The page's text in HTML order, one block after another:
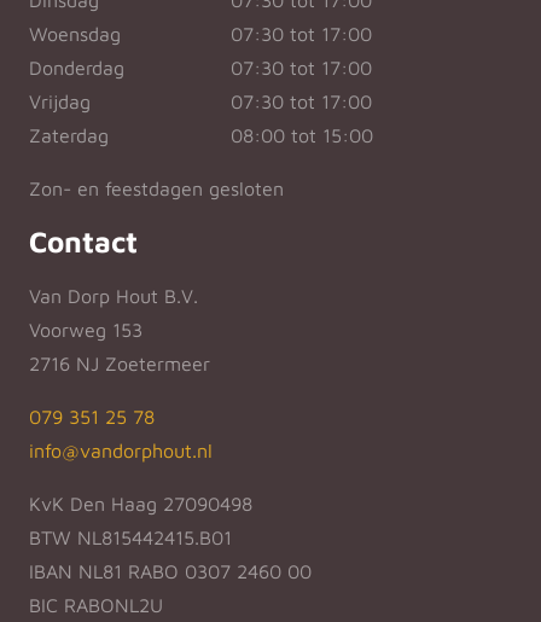
Woensdag
07:30 tot 17:00
Donderdag
07:30 tot 17:00
Vrijdag
07:30 tot 17:00
Zaterdag
08:00 tot 15:00
Zon- en feestdagen gesloten
Contact
Van Dorp Hout B.V.
Voorweg 153
2716 NJ Zoetermeer
079 351 25 78
info@vandorphout.nl
KvK Den Haag 27090498
BTW NL815442415.B01
IBAN NL81 RABO 0307 2460 00
BIC RABONL2U